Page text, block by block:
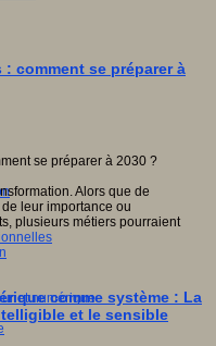
et numérique
comment se préparer à
Alors que de
leur importance ou
plusieurs métiers pourraient
comme système : La
et le sensible